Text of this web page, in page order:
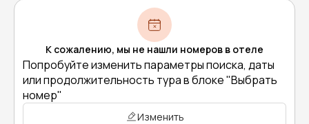
К сожалению, мы не нашли номеров в отеле
Попробуйте изменить параметры поиска, даты
или продолжительность тура в блоке "Выбрать
номер"
Изменить